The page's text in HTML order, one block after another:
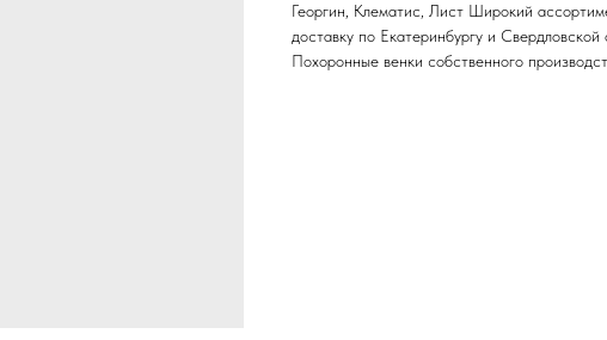
Георгин, Клематис, Лист Широкий
доставку по Екатеринбургу и
Похоронные венки собственного